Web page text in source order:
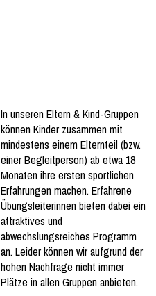
In unseren Eltern & Kind-Gruppen
können Kinder zusammen mit
mindestens einem Elternteil (bzw.
einer Begleitperson) ab etwa 18
Monaten ihre ersten sportlichen
Erfahrungen machen. Erfahrene
Übungsleiterinnen bieten dabei ein
attraktives und
abwechslungsreiches Programm
an. Leider können wir aufgrund der
hohen Nachfrage nicht immer
Plätze in allen Gruppen anbieten.